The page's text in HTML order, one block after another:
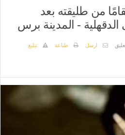
من طليقته بعد
- المدينة برس
ارسل طباعة
تبليغ